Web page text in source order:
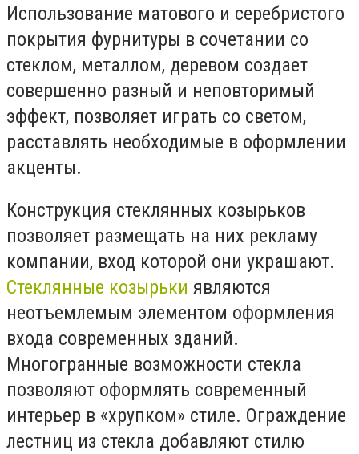
Использование матового и серебристого
покрытия фурнитуры в сочетании со
стеклом, металлом, деревом создает
совершенно разный и неповторимый
эффект, позволяет играть со светом,
расставлять необходимые в оформлении
акценты.
Конструкция стеклянных козырьков
позволяет размещать на них рекламу
компании, вход которой они украшают.
Стеклянные козырьки являются
неотъемлемым элементом оформления
входа современных зданий.
Многогранные возможности стекла
позволяют оформлять современный
интерьер в «хрупком» стиле. Ограждение
лестниц из стекла добавляют стилю